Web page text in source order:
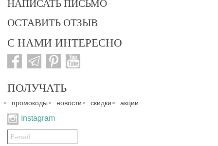
НАПИСАТЬ ПИСЬМО
ОСТАВИТЬ ОТЗЫВ
С НАМИ ИНТЕРЕСНО
ПОЛУЧАТЬ
промокоды новости скидки акции
Instagram
Подписаться
на